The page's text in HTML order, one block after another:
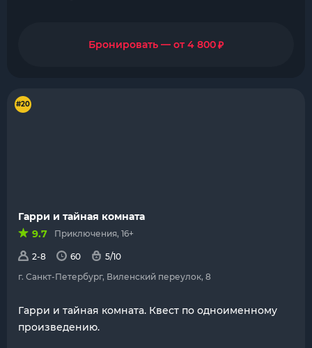
Бронировать — от 4 800₽
#20
Гарри и тайная комната
9.7
Приключения, 16+
2-8 60
5/10
г. Санкт-Петербург, Виленский переулок, 8
Гарри и тайная комната. Квест по одноименному
произведению.